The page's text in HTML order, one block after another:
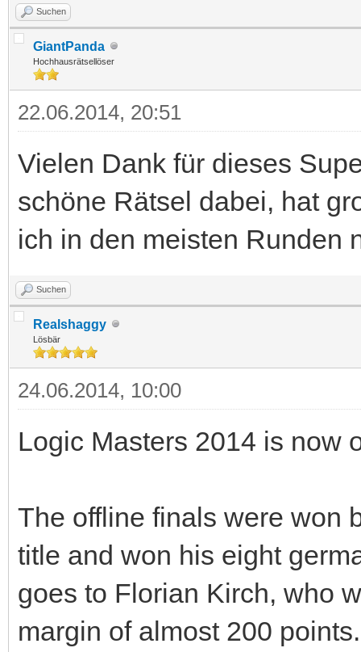
Suchen
GiantPanda
Hochhausrätsellöser
22.06.2014, 20:51
Vielen Dank für dieses
schöne Rätsel dabei, hat
ich in den meisten Runden
Suchen
Realshaggy
Lösbär
24.06.2014, 10:00
Logic Masters 2014 is now
The offline finals were won
title and won his eight
goes to Florian Kirch, who
margin of almost 200